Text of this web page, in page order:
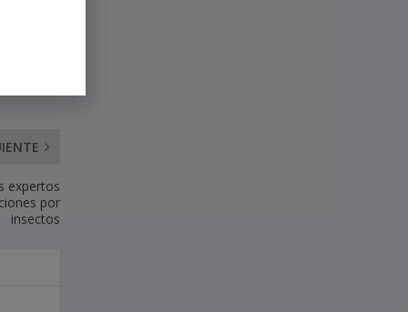
expertos
por
insectos